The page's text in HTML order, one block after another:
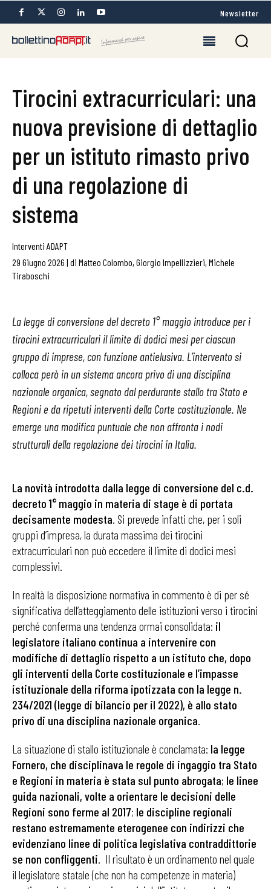
Newsletter
Tirocini extracurriculari: una
nuova previsione di dettaglio
per un istituto rimasto privo
di una regolazione di
sistema
Interventi ADAPT
29 Giugno 2026 | di Matteo Colombo, Giorgio Impellizzieri, Michele
Tiraboschi
La legge di conversione del decreto 1° maggio introduce per i
tirocini extracurriculari il limite di dodici mesi per ciascun
gruppo di imprese, con funzione antielusiva. L’intervento si
colloca però in un sistema ancora privo di una disciplina
nazionale organica, segnato dal perdurante stallo tra Stato e
Regioni e da ripetuti interventi della Corte costituzionale. Ne
emerge una modifica puntuale che non affronta i nodi
strutturali della regolazione dei tirocini in Italia.
La novità introdotta dalla legge di conversione del c.d.
decreto 1° maggio in materia di stage è di portata
decisamente modesta. Si prevede infatti che, per i soli
gruppi d’impresa, la durata massima dei tirocini
extracurriculari non può eccedere il limite di dodici mesi
complessivi.
In realtà la disposizione normativa in commento è di per sé
significativa dell’atteggiamento delle istituzioni verso i tirocini
perché conferma una tendenza ormai consolidata: il
legislatore italiano continua a intervenire con
modifiche di dettaglio rispetto a un istituto che, dopo
gli interventi della Corte costituzionale e l’impasse
istituzionale della riforma ipotizzata con la legge n.
234/2021 (legge di bilancio per il 2022), è allo stato
privo di una disciplina nazionale organica.
La situazione di stallo istituzionale è conclamata: la legge
Fornero, che disciplinava le regole di ingaggio tra Stato
e Regioni in materia è stata sul punto abrogata; le linee
guida nazionali, volte a orientare le decisioni delle
Regioni sono ferme al 2017; le discipline regionali
restano estremamente eterogenee con indirizzi che
evidenziano linee di politica legislativa contraddittorie
se non confliggenti. Il risultato è un ordinamento nel quale
il legislatore statale (che non ha competenze in materia)